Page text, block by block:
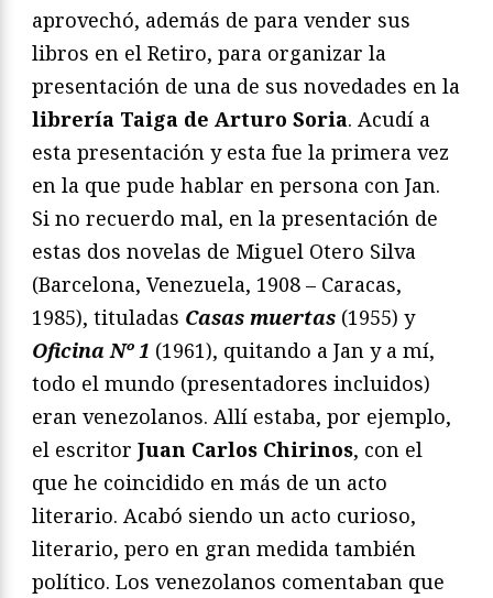
aprovechó, además de para vender sus
libros en el Retiro, para organizar la
presentación de una de sus novedades en la
librería Taiga de Arturo Soria. Acudí a
esta presentación y esta fue la primera vez
en la que pude hablar en persona con Jan.
Si no recuerdo mal, en la presentación de
estas dos novelas de Miguel Otero Silva
(Barcelona, Venezuela, 1908 – Caracas,
1985), tituladas Casas muertas (1955) y
Oficina Nº 1 (1961), quitando a Jan y a mí,
todo el mundo (presentadores incluidos)
eran venezolanos. Allí estaba, por ejemplo,
el escritor Juan Carlos Chirinos, con el
que he coincidido en más de un acto
literario. Acabó siendo un acto curioso,
literario, pero en gran medida también
político. Los venezolanos comentaban que